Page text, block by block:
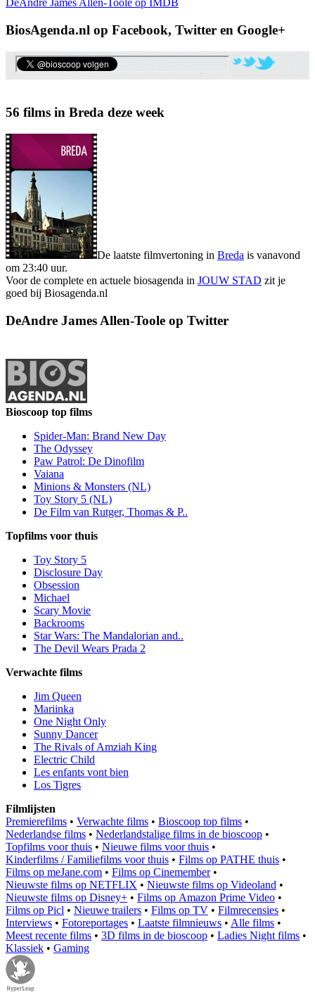
DeAndre James Allen-Toole op IMDB
BiosAgenda.nl op Facebook, Twitter en Google+
56 films in Breda deze week
De laatste filmvertoning in Breda is vanavond
om 23:40 uur.
Voor de complete en actuele biosagenda in JOUW STAD zit je
goed bij Biosagenda.nl
DeAndre James Allen-Toole op Twitter
Bioscoop top films
Spider-Man: Brand New Day
The Odyssey
Paw Patrol: De Dinofilm
Vaiana
Minions & Monsters (NL)
Toy Story 5 (NL)
De Film van Rutger, Thomas & P..
Topfilms voor thuis
Toy Story 5
Disclosure Day
Obsession
Michael
Scary Movie
Backrooms
Star Wars: The Mandalorian and..
The Devil Wears Prada 2
Verwachte films
Jim Queen
Mariinka
One Night Only
Sunny Dancer
The Rivals of Amziah King
Electric Child
Les enfants vont bien
Los Tigres
Filmlijsten
Premierefilms • Verwachte films • Bioscoop top films •
Nederlandse films • Nederlandstalige films in de bioscoop •
Topfilms voor thuis • Nieuwe films voor thuis •
Kinderfilms / Familiefilms voor thuis • Films op PATHE thuis •
Films op meJane.com • Films op Cinemember•
Nieuwste films op NETFLIX • Nieuwste films op Videoland •
Nieuwste films op Disney+ • Films op Amazon Prime Video •
Films op Picl • Nieuwe trailers • Films op TV • Filmrecensies •
Interviews • Fotoreportages • Laatste filmnieuws • Alle films •
Meest recente films • 3D films in de bioscoop • Ladies Night films •
Klassiek • Gaming